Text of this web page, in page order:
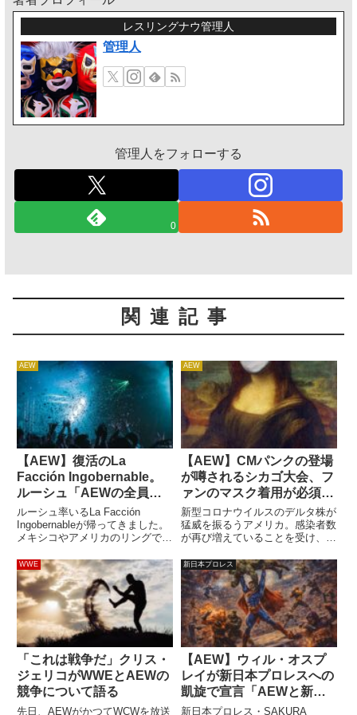
レスリングナウ管理人
管理人
管理人をフォローする
0
関連記事
AEW
【AEW】復活のLa
Facción Ingobernable。
ルーシュ「AEWの全員を
ぶちのめす」
ルーシュ率いるLa Facción
Ingobernableが帰ってきました。
メキシコやアメリカのリングで大
日放送されたCollisionで久々の復
活。ルーシュ、ドラリスティコ、
プレストン・ヴァンスの3人で暴
れ...
AEW
【AEW】CMパンクの登場
が噂されるシカゴ大会、フ
ァンのマスク着用が必須に
なりそう
新型コロナウイルスのデルタ株が
猛威を振るうアメリカ。感染者数
が再び増えていることを受け、各
AEWは現地時間8月20日にシカゴ
でRampageの収録を行います。
「The First Dance」と銘打た
れ、社長のトニ...
WWE
「これは戦争だ」クリス・
ジェリコがWWEとAEWの
競争について語る
先日、AEWがかつてWCWを放送
新日本プロレス
【AEW】ウィル・オスプ
レイが新日本プロレスへの
凱旋で宣言「AEWと新日
本の架け橋になる」
新日本プロレス・SAKURA